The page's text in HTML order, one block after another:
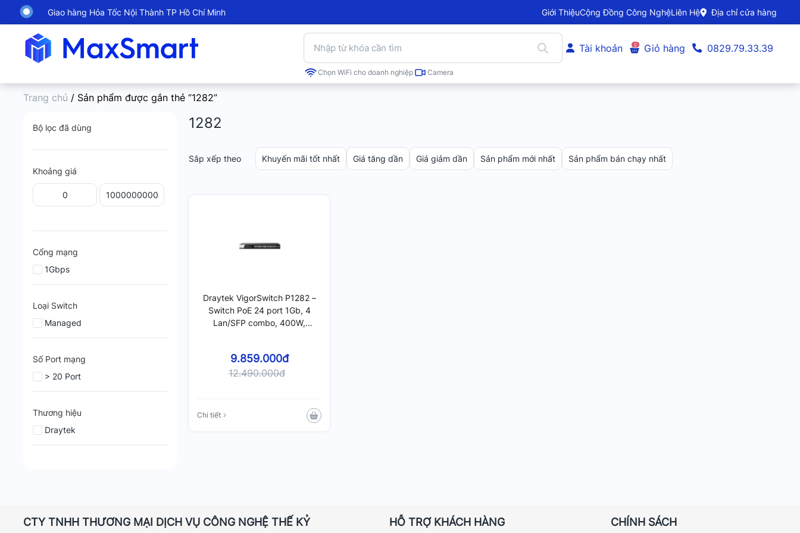
Giao hàng Hỏa Tốc Nội Thành TP Hồ Chí Minh Giới ThiệuCộng Đồng Công NghệLiên Hệ Địa chỉ cửa hàng
Chọn WiFi cho doanh nghiệp Camera
Tài khoản 0 Giỏ hàng 0829.79.33.39
Trang chủ / Sản phẩm được gắn thẻ “1282”
Bộ lọc đã dùng
Khoảng giá
Cổng mạng
1Gbps
Loại Switch
Managed
Số Port mạng
> 20 Port
Thương hiệu
Draytek
1282
Sắp xếp theo Khuyến mãi tốt nhất Giá tăng dần Giá giảm dần Sản phẩm mới nhất Sản phẩm bán chạy nhất
Draytek VigorSwitch P1282 –
Switch PoE 24 port 1Gb, 4
Lan/SFP combo, 400W,
9.859.000đ
12.490.000đ
Chi tiết
CTY TNHH THƯƠNG MẠI DỊCH VỤ CÔNG NGHỆ THẾ KỶ HỖ TRỢ KHÁCH HÀNG CHÍNH SÁCH